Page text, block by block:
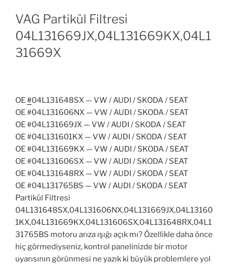
VAG Partikül Filtresi
04L131669JX,04L131669KX,04L1
31669X
OE#04L131648SX — VW / AUDI / SKODA / SEAT
OE#04L131606NX — VW / AUDI / SKODA / SEAT
OE#04L131669JX — VW / AUDI / SKODA / SEAT
OE#04L131601KX — VW / AUDI / SKODA / SEAT
OE#04L131669KX — VW / AUDI / SKODA / SEAT
OE#04L131606SX — VW / AUDI / SKODA / SEAT
OE#04L131648RX — VW / AUDI / SKODA / SEAT
OE#04L131765BS — VW / AUDI / SKODA / SEAT
Partikül Filtresi
04L131648SX,04L131606NX,04L131669JX,04L13160
1KX,04L131669KX,04L131606SX,04L131648RX,04L1
31765BS motoru arıza ışığı açık mı? Özellikle daha önce
hiç görmediyseniz, kontrol panelinizde bir motor
uyarısının görünmesi ne yazık ki büyük problemlere yol